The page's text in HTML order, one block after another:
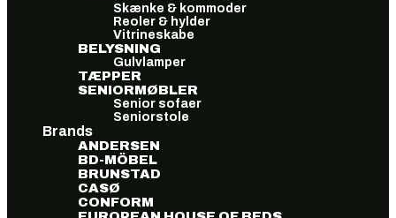
Skænke & kommoder
Reoler & hylder
Vitrineskabe
BELYSNING
Gulvlamper
TÆPPER
SENIORMØBLER
Senior sofaer
Seniorstole
Brands
ANDERSEN
BD-MÖBEL
BRUNSTAD
CASØ
CONFORM